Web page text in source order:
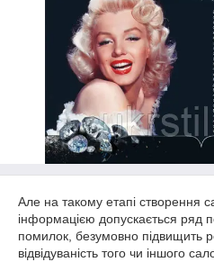
Але на такому етапі створення
інформацією допускається ряд
помилок, безумовно підвищить
відвідуваність того чи іншого